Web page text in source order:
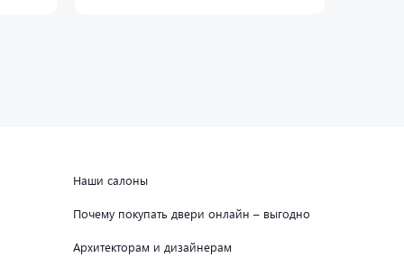
Наши салоны
Почему покупать двери онлайн – выгодно
Архитекторам и дизайнерам